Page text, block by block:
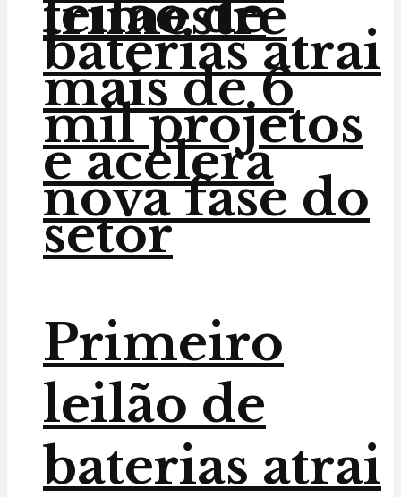
leilão de
baterias atrai
mais de 6
mil projetos
e acelera
nova fase do
setor
trimestre
Primeiro
leilão de
baterias atrai